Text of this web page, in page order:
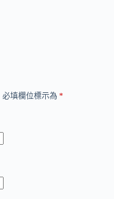
必填欄位標示為 *